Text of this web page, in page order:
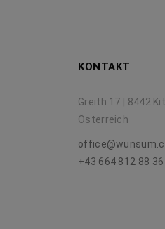
KONTAKT
Greith 17 | 8442
Österreich
+43 664 812 88 36